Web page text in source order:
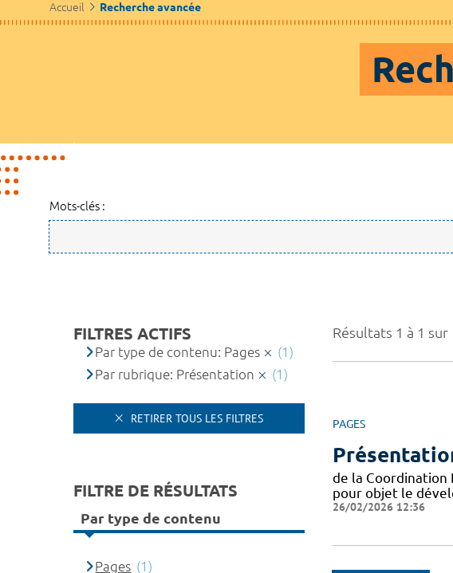
Accueil Recherche avancée
Mots-clés :
Résultats 1 à 1
PAGES
de la Coordination
pour objet le
26/02/2026 12:36
FILTRES ACTIFS
Par type de contenu: Pages
(1)
Par rubrique: Présentation
(1)
RETIRER TOUS LES FILTRES
FILTRE DE RÉSULTATS
Par type de contenu
Pages (1)